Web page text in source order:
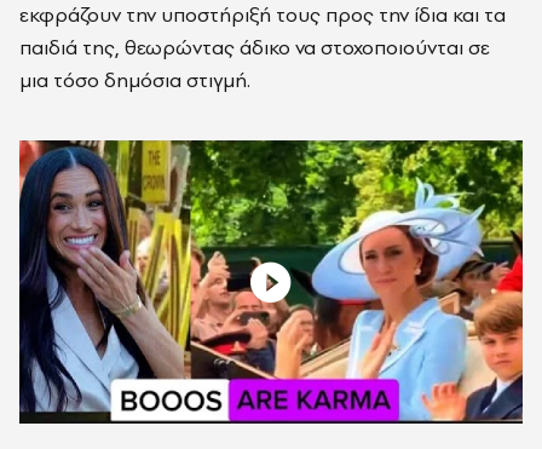
εκφράζουν την υποστήριξή τους προς την ίδια και τα
παιδιά της, θεωρώντας άδικο να στοχοποιούνται σε
μια τόσο δημόσια στιγμή.